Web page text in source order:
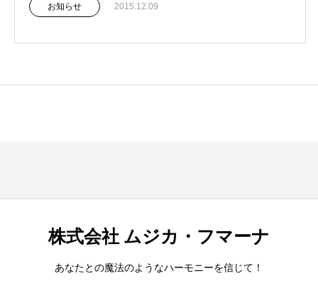
お知らせ 2015.12.09
株式会社 ムジカ・フマーナ
あなたとの魔法のようなハーモニーを信じて！